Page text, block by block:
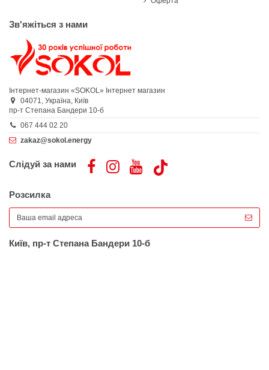
Зв'яжіться з нами
Інтернет-магазин «SOKOL» Інтернет магазин
04071, Україна, Київ
пр-т Степана Бандери 10-б
067 444 02 20
zakaz@sokol.energy
Слідуй за нами
Розсилка
Київ, пр-т Степана Бандери 10-б